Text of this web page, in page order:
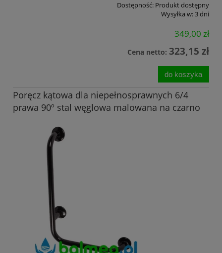
Dostępność: Produkt dostępny
Wysyłka w:3 dni
349,00 zł
Cena netto: 323,15 zł
do koszyka
Poręcz kątowa dla niepełnosprawnych 6/4
prawa 90º stal węglowa malowana na czarno